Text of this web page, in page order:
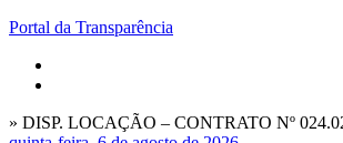
Portal da Transparência
» DISP. LOCAÇÃO – CONTRATO Nº